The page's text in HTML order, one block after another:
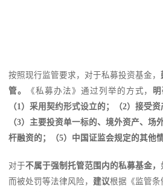
按照现行监管要求，对于私募投资基金，
管。
《私募办法》通过列举的方式，
（1）采用契约形式设立的；（2）接受
（3）主要投资单一标的、境外资产、场
杆融资的；（5）中国证监会规定的其他
对于不属于强制托管范围内的私募基金，
而被处罚等法律风险， 建议根据《监管条